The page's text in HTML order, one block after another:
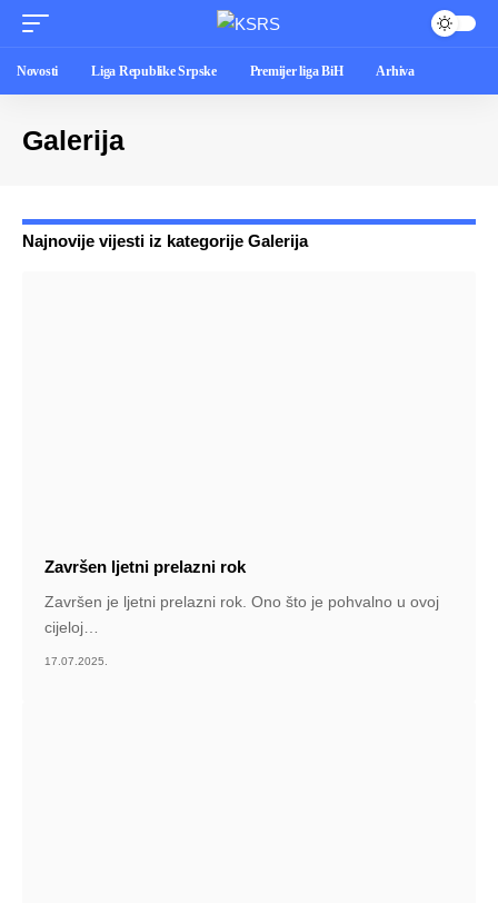
Novosti Liga Republike Srpske Premijer liga BiH Arhiva
Galerija
Najnovije vijesti iz kategorije Galerija
Završen ljetni prelazni rok
Završen je ljetni prelazni rok. Ono što je pohvalno u ovoj
cijeloj
17.07.2025.